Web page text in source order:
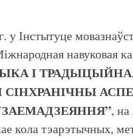
у Інстытуце
навуковая
І
СІНХРАНІЧНЫ
, на
кола тэарэтычных,